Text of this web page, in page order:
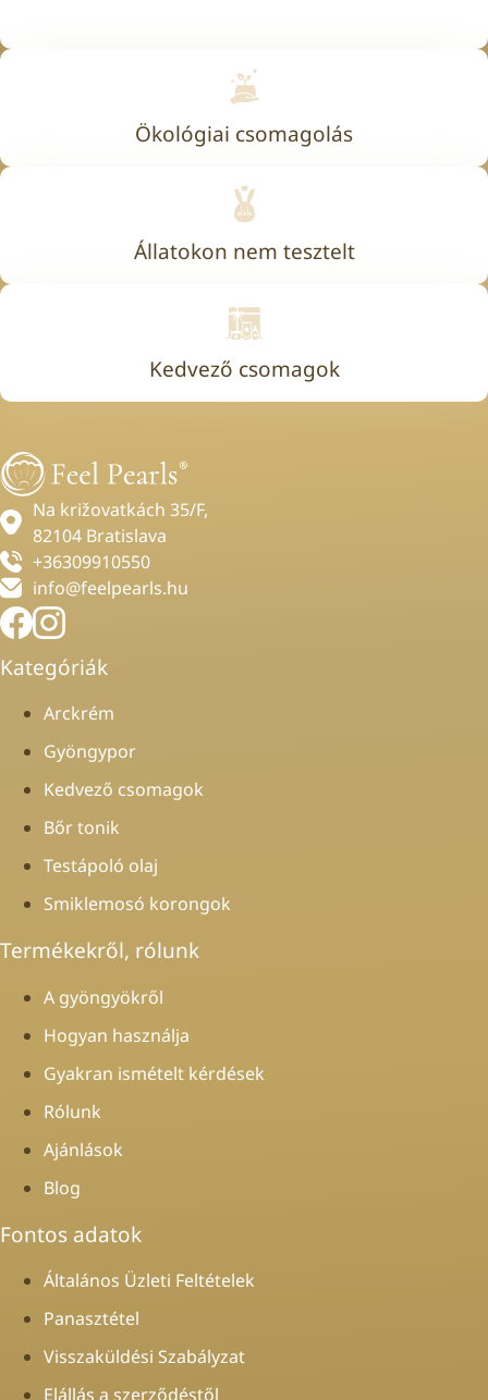
Ökológiai csomagolás
Állatokon nem tesztelt
Kedvező csomagok
Na križovatkách 35/F,
82104 Bratislava
+36309910550
info@feelpearls.hu
Kategóriák
Arckrém
Gyöngypor
Kedvező csomagok
Bőr tonik
Testápoló olaj
Smiklemosó korongok
Termékekről, rólunk
A gyöngyökről
Hogyan használja
Gyakran ismételt kérdések
Rólunk
Ajánlások
Blog
Fontos adatok
Általános Üzleti Feltételek
Panasztétel
Visszaküldési Szabályzat
Elállás a szerződéstől